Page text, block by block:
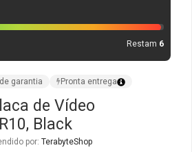
Restam 6
garantia Pronta entrega
de Vídeo
Black
por: TerabyteShop